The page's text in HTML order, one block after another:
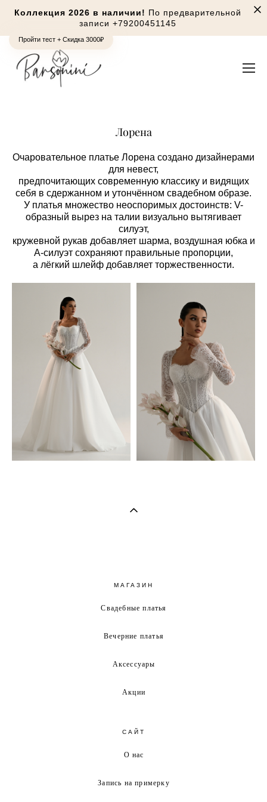
Пройти тест + Скидка 3000₽
Коллекция 2026 в наличии! По предварительной
записи +79200451145
Лорена
Очаровательное платье Лорена создано дизайнерами
для невест,
предпочитающих современную классику и видящих
себя в сдержанном и утончённом свадебном образе.
У платья множество неоспоримых достоинств: V-
образный вырез на талии визуально вытягивает
силуэт,
кружевной рукав добавляет шарма, воздушная юбка и
А-силуэт сохраняют правильные пропорции,
а лёгкий шлейф добавляет торжественности.
МАГАЗИН
Свадебные платья
Вечерние платья
Аксессуары
Акции
САЙТ
О нас
Запись на примерку